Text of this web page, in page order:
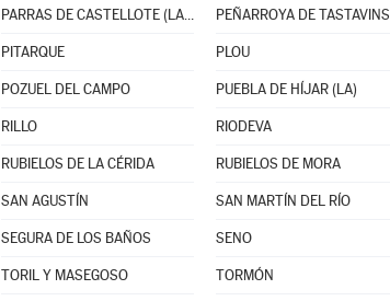
PARRAS DE CASTELLOTE (LAS) PEÑARROYA DE TASTAVINS
PITARQUE PLOU
POZUEL DEL CAMPO PUEBLA DE HÍJAR (LA)
RILLO RIODEVA
RUBIELOS DE LA CÉRIDA RUBIELOS DE MORA
SAN AGUSTÍN SAN MARTÍN DEL RÍO
SEGURA DE LOS BAÑOS SENO
TORIL Y MASEGOSO TORMÓN